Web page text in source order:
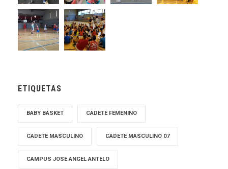
ETIQUETAS
BABY BASKET CADETE FEMENINO
CADETE MASCULINO CADETE MASCULINO 07
CAMPUS JOSE ANGEL ANTELO